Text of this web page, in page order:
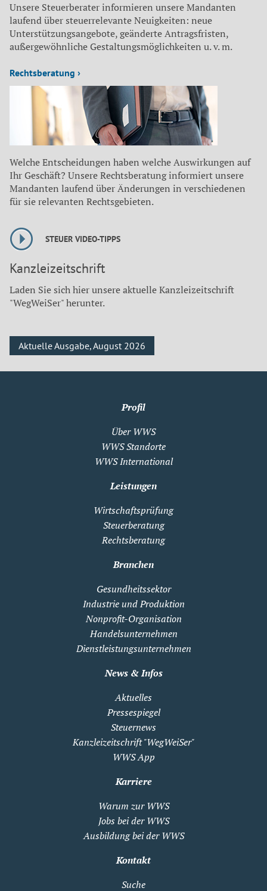
Unsere Steuerberater informieren unsere Mandanten
laufend über steuerrelevante Neuigkeiten: neue
Unterstützungsangebote, geänderte Antragsfristen,
außergewöhnliche Gestaltungsmöglichkeiten u. v. m.
Rechtsberatung ›
Welche Entscheidungen haben welche Auswirkungen auf
Ihr Geschäft? Unsere Rechtsberatung informiert unsere
Mandanten laufend über Änderungen in verschiedenen
für sie relevanten Rechtsgebieten.
STEUER VIDEO-TIPPS
Kanzleizeitschrift
Laden Sie sich hier unsere aktuelle Kanzleizeitschrift
"WegWeiSer" herunter.
Aktuelle Ausgabe, August 2026
Profil
Über WWS
WWS Standorte
WWS International
Leistungen
Wirtschaftsprüfung
Steuerberatung
Rechtsberatung
Branchen
Gesundheitssektor
Industrie und Produktion
Nonprofit-Organisation
Handelsunternehmen
Dienstleistungsunternehmen
News & Infos
Aktuelles
Pressespiegel
Steuernews
Kanzleizeitschrift "WegWeiSer"
WWS App
Karriere
Warum zur WWS
Jobs bei der WWS
Ausbildung bei der WWS
Kontakt
Suche